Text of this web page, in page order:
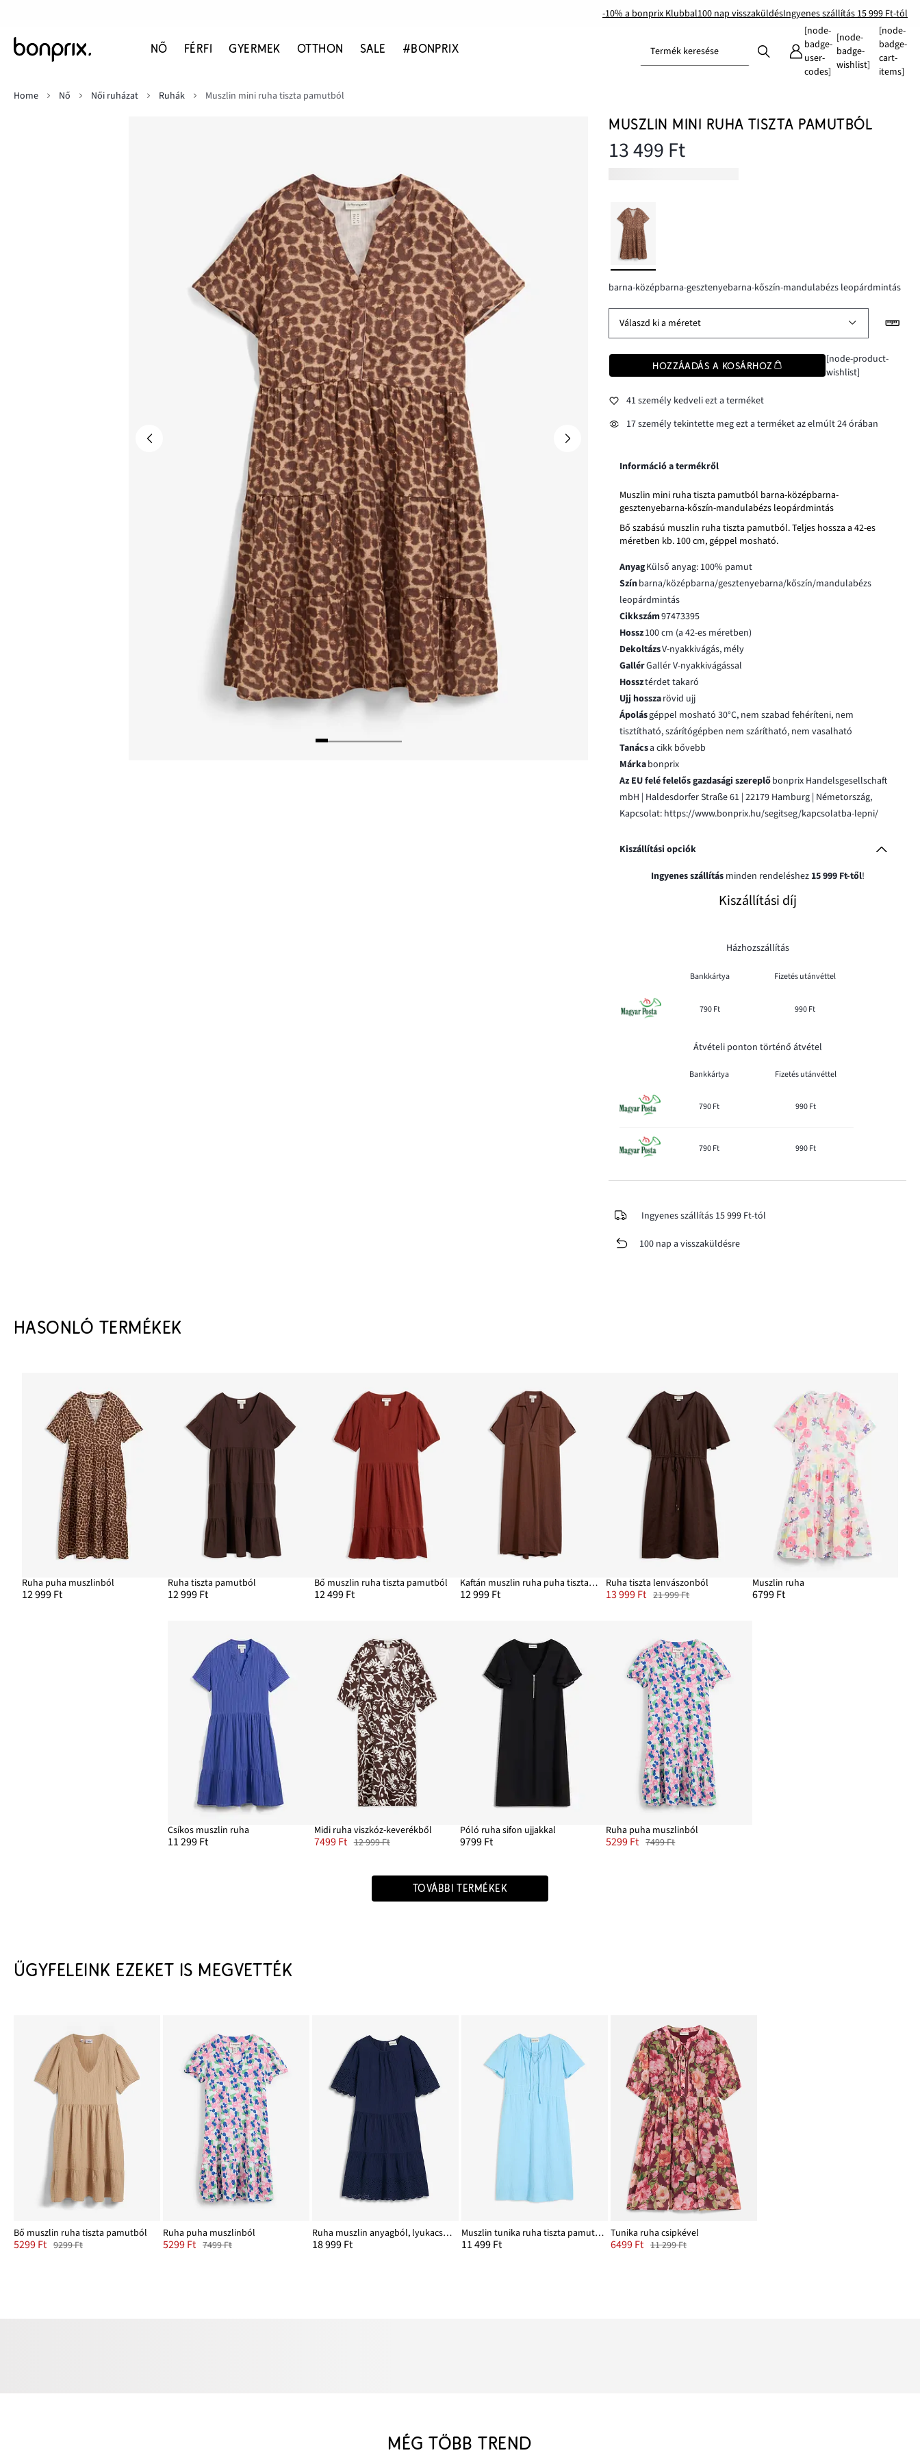
-10% a bonprix Klubbal100 nap visszaküldésIngyenes szállítás 15 999 Ft-tól
NŐ FÉRFI GYERMEK OTTHON SALE #BONPRIX Termék keresése
[node-
badge-
user-
codes]
[node-
badge-
wishlist]
[node-
badge-
cart-
items]
Home
Nő Női ruházat Ruhák Muszlin mini ruha tiszta pamutból
MUSZLIN MINI RUHA TISZTA PAMUTBÓL
13 499 Ft
barna-középbarna-gesztenyebarna-kőszín-mandulabézs leopárdmintás
Válaszd ki a méretet
HOZZÁADÁS A KOSÁRHOZ
[node-product-
wishlist]
41 személy kedveli ezt a terméket
17 személy tekintette meg ezt a terméket az elmúlt 24 órában
Információ a termékről
Muszlin mini ruha tiszta pamutból barna-középbarna-
gesztenyebarna-kőszín-mandulabézs leopárdmintás
Bő szabású muszlin ruha tiszta pamutból. Teljes hossza a 42-es
méretben kb. 100 cm, géppel mosható.
AnyagKülső anyag: 100% pamut
Színbarna/középbarna/gesztenyebarna/kőszín/mandulabézs
leopárdmintás
Cikkszám97473395
Hossz100 cm (a 42-es méretben)
DekoltázsV-nyakkivágás, mély
GallérGallér V-nyakkivágással
Hossztérdet takaró
Ujj hosszarövid ujj
Ápolásgéppel mosható 30°C, nem szabad fehéríteni, nem
tisztítható, szárítógépben nem szárítható, nem vasalható
Tanácsa cikk bővebb
Márkabonprix
Az EU felé felelős gazdasági szereplőbonprix Handelsgesellschaft
mbH | Haldesdorfer Straße 61 | 22179 Hamburg | Németország,
Kapcsolat: https://www.bonprix.hu/segitseg/kapcsolatba-lepni/
Kiszállítási opciók
Ingyenes szállításminden rendeléshez 15 999 Ft-től!
Kiszállítási díj
Házhozszállítás
Bankkártya Fizetés utánvéttel
790 Ft 990 Ft
Átvételi ponton történő átvétel
Bankkártya Fizetés utánvéttel
790 Ft 990 Ft
790 Ft 990 Ft
Ingyenes szállítás 15 999 Ft-tól
100 nap a visszaküldésre
HASONLÓ TERMÉKEK
Ruha puha muszlinból
12 999 Ft
Ruha tiszta pamutból
12 999 Ft
Bő muszlin ruha tiszta pamutból
12 499 Ft
Kaftán muszlin ruha puha tiszta pamutból
12 999 Ft
Ruha tiszta lenvászonból
13 999 Ft 21 999 Ft
Muszlin ruha
6799 Ft
Csíkos muszlin ruha
11 299 Ft
Midi ruha viszkóz-keverékből
7499 Ft 12 999 Ft
Póló ruha sifon ujjakkal
9799 Ft
Ruha puha muszlinból
5299 Ft 7499 Ft
TOVÁBBI TERMÉKEK
ÜGYFELEINK EZEKET IS MEGVETTÉK
Bő muszlin ruha tiszta pamutból
5299 Ft 9299 Ft
Ruha puha muszlinból
5299 Ft 7499 Ft
Ruha muszlin anyagból, lyukacsos hímzéssel
18 999 Ft
Muszlin tunika ruha tiszta pamutból
11 499 Ft
Tunika ruha csipkével
6499 Ft 11 299 Ft
MÉG TÖBB TREND